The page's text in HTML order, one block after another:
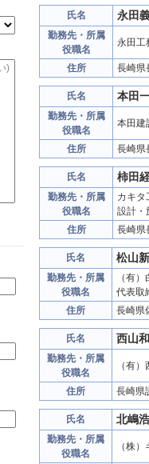
氏名 永田
勤務先・所属
役職名
永田工
住所 長崎
氏名 本田
勤務先・所属
役職名
本田建
住所 長崎
氏名 柿田
勤務先・所属
役職名
カキタ
設計・
住所
長崎
氏名 松山
勤務先・所属
役職名
（有
代表取
住所
長崎
氏名 西山
勤務先・所属
役職名
（有
住所 長崎
氏名 北嶋
勤務先・所属
役職名
（株